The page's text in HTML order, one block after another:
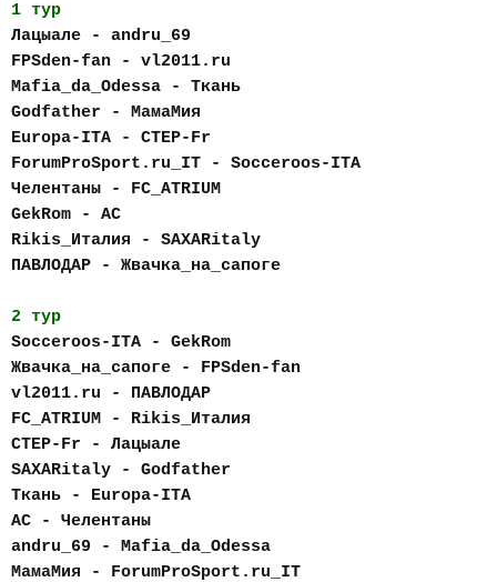
1 тур
Лацыале - andru_69
FPSden-fan - vl2011.ru
Mafia_da_Odessa - Ткань
Godfather - МамаМия
Europa-ITA - CTEP-Fr
ForumProSport.ru_IT - Socceroos-ITA
Челентаны - FC_АTRIUM
GekRom - AC
Rikis_Италия - SAXARitaly
ПАВЛОДАР - Жвачка_на_сапоге
2 тур
Socceroos-ITA - GekRom
Жвачка_на_сапоге - FPSden-fan
vl2011.ru - ПАВЛОДАР
FC_АTRIUM - Rikis_Италия
CTEP-Fr - Лацыале
SAXARitaly - Godfather
Ткань - Europa-ITA
AC - Челентаны
andru_69 - Mafia_da_Odessa
МамаМия - ForumProSport.ru_IT